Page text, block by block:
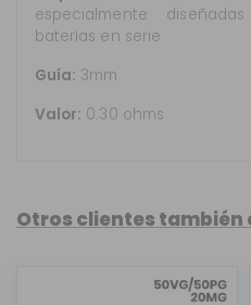
especialmente
baterías en serie
Guía: 3mm
Valor: 0.30 ohms
Otros clientes también